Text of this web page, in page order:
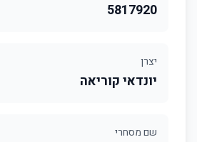
5817920
יצרן
יונדאי קוריאה
שם מסחרי